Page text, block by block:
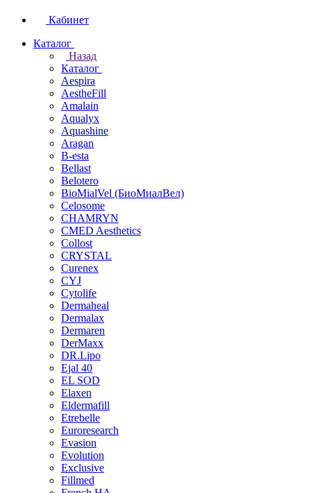
Кабинет
Каталог
Назад
Каталог
Aespira
AestheFill
Amalain
Aqualyx
Aquashine
Aragan
B-esta
Bellast
Belotero
BioMialVel (БиоМиалВел)
Celosome
CHAMRYN
CMED Aesthetics
Collost
CRYSTAL
Curenex
CYJ
Cytolife
Dermaheal
Dermalax
Dermaren
DerMaxx
DR.Lipo
Ejal 40
EL SOD
Elaxen
Eldermafill
Etrebelle
Euroresearch
Evasion
Evolution
Exclusive
Fillmed